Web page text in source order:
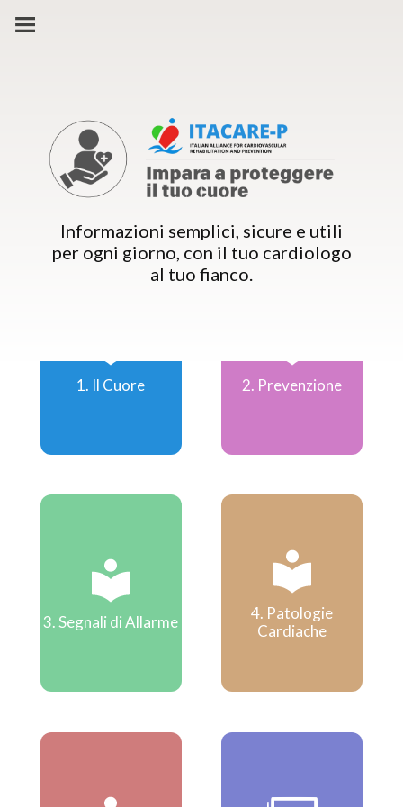
Informazioni semplici, sicure e utili
per ogni giorno, con il tuo cardiologo
al tuo fianco.
Glossario per
Pazienti
Regole per un cuore
sano
1. Il Cuore 2. Prevenzione
3. Segnali di Allarme
4. Patologie
Cardiache